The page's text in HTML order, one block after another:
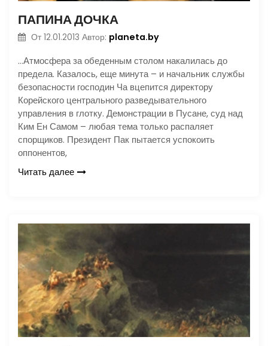
ПАПИНА ДОЧКА
От 12.01.2013 Автор: planeta.by
…Атмосфера за обеденным столом накалилась до
предела. Казалось, еще минута – и начальник службы
безопасности господин Ча вцепится директору
Корейского центрального разведывательного
управления в глотку. Демонстрации в Пусане, суд над
Ким Ен Самом – любая тема только распаляет
спорщиков. Президент Пак пытается успокоить
оппонентов,
Читать далее